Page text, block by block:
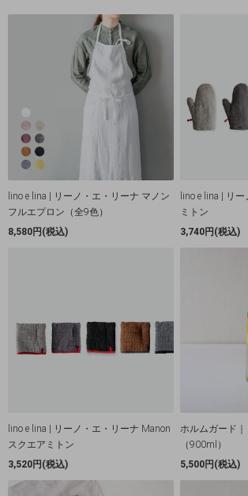
lino e lina | リーノ・エ・リーナ マノン
フルエプロン（全9色）
8,580円(税込)
lino e lina | リ
ミトン
3,740円(税込)
lino e lina | リーノ・エ・リーナ Manon
スクエアミトン
3,520円(税込)
ホルムガード
（900ml）
5,500円(税込)